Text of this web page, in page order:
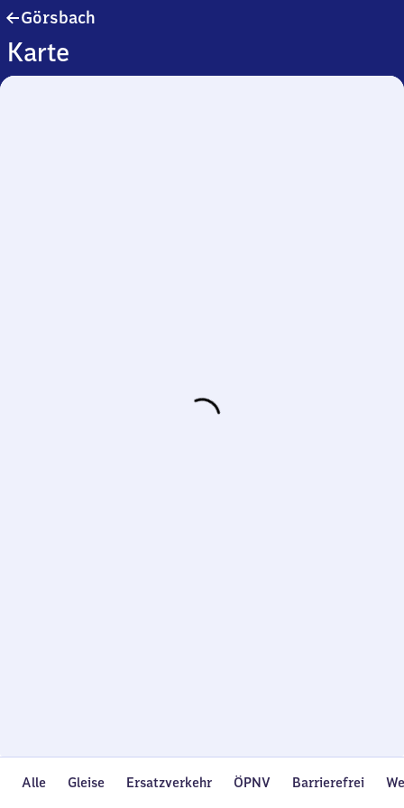
Görsbach
Karte
Alle Gleise Ersatzverkehr ÖPNV Barrierefrei